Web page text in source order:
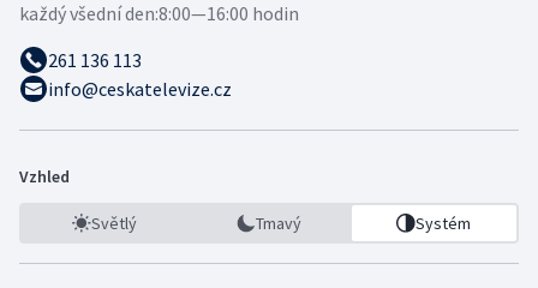
každý všední den:8:00—16:00 hodin
261 136 113
info@ceskatelevize.cz
Vzhled
Světlý Tmavý Systém